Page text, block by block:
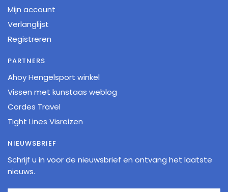
Mijn account
Verlanglijst
Registreren
PARTNERS
Ahoy Hengelsport winkel
Vissen met kunstaas weblog
Cordes Travel
Tight Lines Visreizen
NIEUWSBRIEF
Schrijf u in voor de nieuwsbrief en ontvang het laatste
nieuws.